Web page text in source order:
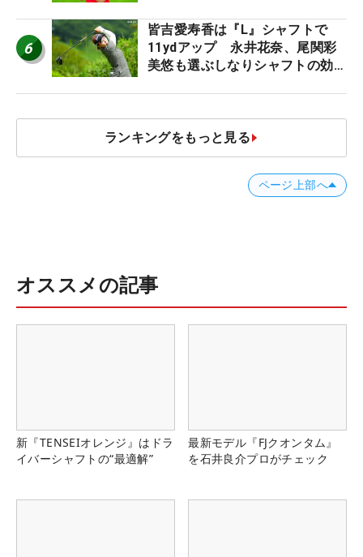
6
皆吉愛寿香は『L』シャフトで
11ydアップ 永井花奈、尾関彩
美悠も選ぶしなりシャフトの効果
ランキングをもっと見る
ページ上部へ
オススメの記事
新『TENSEIオレンジ』はドラ
イバーシャフトの“最適解”
最新モデル『FJクオンタム』
を石井良介プロがチェック